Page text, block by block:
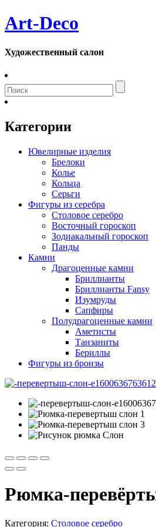
Art-Deco
Художественный салон
Категории
Ювелирные изделия
Брелоки
Колье
Кольца
Серьги
Фигуры из серебра
Столовое серебро
Восточный гороскоп
Зодиакальный гороскоп
Панды
Камни
Драгоценные камни
Бриллианты
Бриллианты Fansy
Изумруды
Сапфиры
Полудрагоценные камни
Аметисты
Танзаниты
Бериллы
Фигуры из бронзы
Рюмка-
Категория: Столовое серебро